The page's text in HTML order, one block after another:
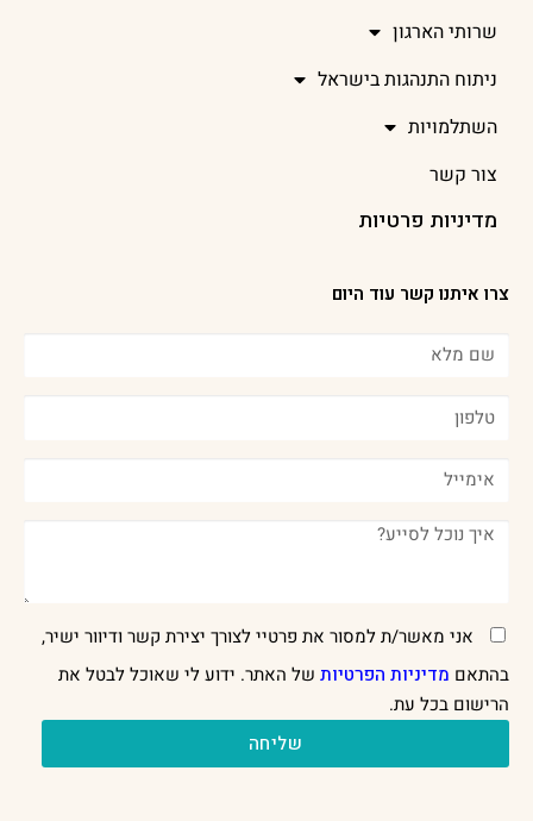
שרותי הארגון
ניתוח התנהגות בישראל
השתלמויות
צור קשר
מדיניות פרטיות
צרו איתנו קשר עוד היום
אני מאשר/ת למסור את פרטיי לצורך יצירת קשר ודיוור ישיר,
בהתאם מדיניות הפרטיות של האתר. ידוע לי שאוכל לבטל את
הרישום בכל עת.
שליחה